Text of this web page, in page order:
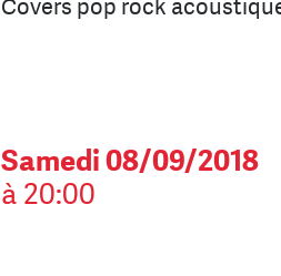
Covers pop rock
Samedi 08/09/2018
à 20:00